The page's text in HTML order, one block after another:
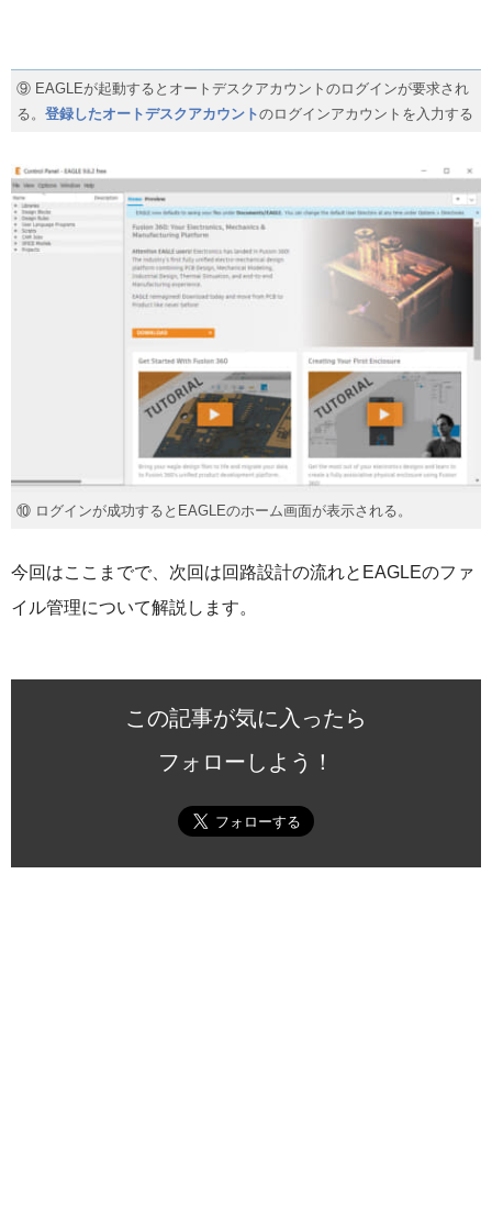
⑨ EAGLEが起動するとオートデスクアカウントのログインが要求され
る。 登録したオートデスクアカウントのログインアカウントを入力する
⑩ ログインが成功するとEAGLEのホーム画面が表示される。
今回はここまでで、次回は回路設計の流れとEAGLEのファ
イル管理について解説します。
この記事が気に入ったら
フォローしよう！